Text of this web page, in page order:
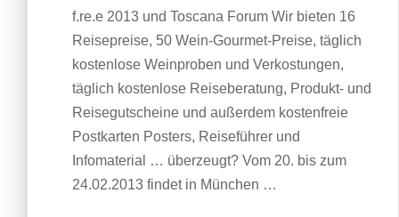
f.re.e 2013 und Toscana Forum Wir bieten 16
Reisepreise, 50 Wein-Gourmet-Preise, täglich
kostenlose Weinproben und Verkostungen,
täglich kostenlose Reiseberatung, Produkt- und
Reisegutscheine und außerdem kostenfreie
Postkarten Posters, Reiseführer und
Infomaterial … überzeugt? Vom 20. bis zum
24.02.2013 findet in München …